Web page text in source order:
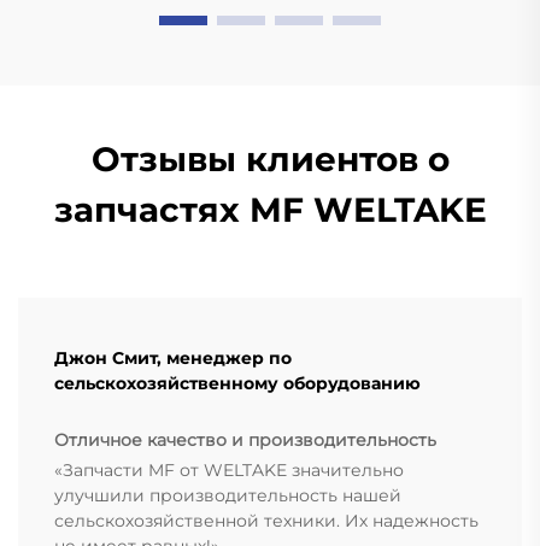
Отзывы клиентов о
запчастях MF WELTAKE
Джон Смит, менеджер по
сельскохозяйственному оборудованию
Отличное качество и производительность
«Запчасти MF от WELTAKE значительно
улучшили производительность нашей
сельскохозяйственной техники. Их надежность